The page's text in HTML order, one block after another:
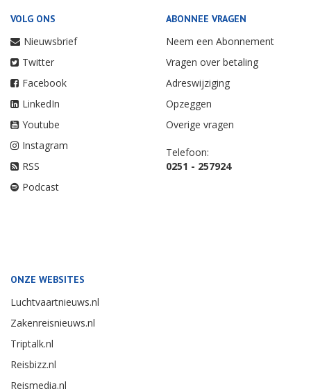
VOLG ONS
Nieuwsbrief
Twitter
Facebook
LinkedIn
Youtube
Instagram
RSS
Podcast
ABONNEE VRAGEN
Neem een Abonnement
Vragen over betaling
Adreswijziging
Opzeggen
Overige vragen
Telefoon:
0251 - 257924
ONZE WEBSITES
Luchtvaartnieuws.nl
Zakenreisnieuws.nl
Triptalk.nl
Reisbizz.nl
Reismedia.nl